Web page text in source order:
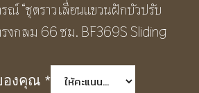
ณ์ “ชุดราวเลื่อนแขวนฝักบัวปรับ
รงกลม 66 ซม. BF369S Sliding
องคุณ *